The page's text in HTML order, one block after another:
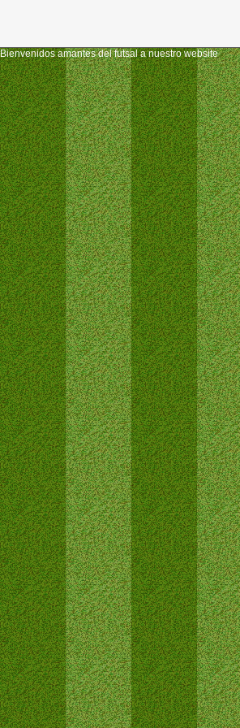
Bienvenidos amantes del futsal a nuestro website